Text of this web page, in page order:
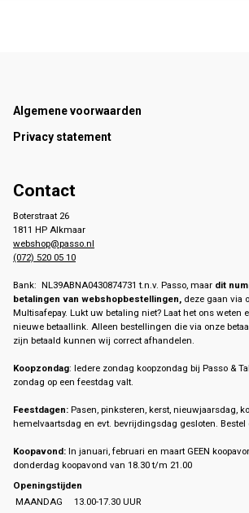
Footer
Algemene voorwaarden
Privacy statement
Contact
Boterstraat 26
1811 HP Alkmaar
webshop@passo.nl
(072) 520 05 10
Bank: NL39ABNA0430874731 t.n.v. Passo, maar dit
betalingen van webshopbestellingen, deze gaan via
Multisafepay. Lukt uw betaling niet? Laat het ons weten
nieuwe betaallink. Alleen bestellingen die via onze
zijn betaald kunnen wij correct afhandelen.
Koopzondag: Iedere zondag koopzondag bij Passo &
zondag op een feestdag valt.
Feestdagen: Pasen, pinksteren, kerst, nieuwjaarsdag,
hemelvaartsdag en evt. bevrijdingsdag gesloten. Bestel
Koopavond: In januari, februari en maart GEEN
donderdag koopavond van 18.30 t/m 21.00
Openingstijden
MAANDAG
13.00-17.30 UUR